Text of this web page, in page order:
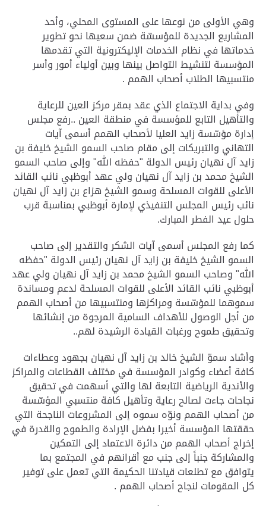
وهي الأولى من نوعها على المستوى المحلي، وأحد
المشاريع الجديدة للمؤسسّة ضمن سعيها نحو تطوير
خدماتها في نظام الخدمات الإليكترونية التي تقدمها
المؤسسة لتنشيط التواصل بينها وبين أولياء أمور وأسر
منتسبيها الطلاب أصحاب الهمم .
وفي بداية الاجتماع الذي عقد بمقر مركز العين للرعاية
والتأهيل التابع للمؤسسة في منطقة العين ..رفع مجلس
إدارة مؤسّسة زايد العليا لأصحاب الهمم أسمى آيات
التهاني والتبريكات إلى مقام صاحب السمو الشيخ خليفة بن
زايد آل نهيان رئيس الدولة "حفظه الله" وإلى صاحب السمو
الشيخ محمد بن زايد آل نهيان ولي عهد أبوظبي نائب القائد
الأعلى للقوات المسلحة وسمو الشيخ هزاع بن زايد آل نهيان
نائب رئيس المجلس التنفيذي لإمارة أبوظبي بمناسبة قرب
حلول عيد الفطر المبارك.
كما رفع المجلس أسمى آيات الشكر والتقدير إلى صاحب
السمو الشيخ خليفة بن زايد آل نهيان رئيس الدولة "حفظه
الله" وصاحب السمو الشيخ محمد بن زايد آل نهيان ولي عهد
أبوظبي نائب القائد الأعلى للقوات المسلحة لدعم ومساندة
سموهما للمؤسّسة ومراكزها ومنتسبيها من أصحاب الهمم
من أجل الوصول للأهداف السامية المرجوة من إنشائها
وتحقيق طموح ورغبات القيادة الرشيدة لهم..
وأشاد سموّ الشيخ خالد بن زايد آل نهيان بجهود وعطاءات
كافة أعضاء وكوادر المؤسسة في مختلف القطاعات والمراكز
والأندية الرياضية التابعة لها والتي أسهمت في تحقيق
نجاحات جاءت لصالح رعاية وتأهيل كافة منتسبي المؤسّسة
من أصحاب الهمم ونوّه سموه إلى المشروعات الناجحة التي
حققتها المؤسسة أخيرا بفضل الإرادة والطموح والقدرة في
إخراج أصحاب الهمم من دائرة الاعتماد إلى التمكين
والمشاركة جنباً إلى جنب مع أقرانهم في المجتمع بما
يتوافق مع تطلعات قيادتنا الحكيمة التي تعمل على توفير
كل المقومات لنجاح أصحاب الهمم .